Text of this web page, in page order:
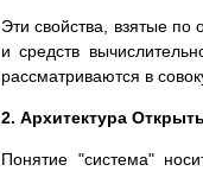
Эти свойства, взятые
и средств
рассматриваются в
2. Архитектура
Понятие "система"